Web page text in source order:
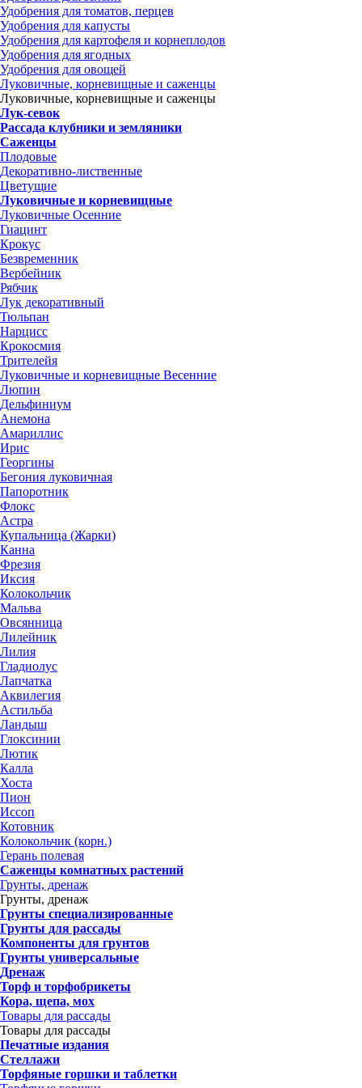
Удобрения для томатов, перцев
Удобрения для капусты
Удобрения для картофеля и корнеплодов
Удобрения для ягодных
Удобрения для овощей
Луковичные, корневищные и саженцы
Луковичные, корневищные и саженцы
Лук-севок
Рассада клубники и земляники
Саженцы
Плодовые
Декоративно-лиственные
Цветущие
Луковичные и корневищные
Луковичные Осенние
Гиацинт
Крокус
Безвременник
Вербейник
Рябчик
Лук декоративный
Тюльпан
Нарцисс
Крокосмия
Трителейя
Луковичные и корневищные Весенние
Люпин
Дельфиниум
Анемона
Амариллис
Ирис
Георгины
Бегония луковичная
Папоротник
Флокс
Астра
Купальница (Жарки)
Канна
Фрезия
Иксия
Колокольчик
Мальва
Овсянница
Лилейник
Лилия
Гладиолус
Лапчатка
Аквилегия
Астильба
Ландыш
Глоксинии
Лютик
Калла
Хоста
Пион
Иссоп
Котовник
Колокольчик (корн.)
Герань полевая
Саженцы комнатных растений
Грунты, дренаж
Грунты, дренаж
Грунты специализированные
Грунты для рассады
Компоненты для грунтов
Грунты универсальные
Дренаж
Торф и торфобрикеты
Кора, щепа, мох
Товары для рассады
Товары для рассады
Печатные издания
Стеллажи
Торфяные горшки и таблетки